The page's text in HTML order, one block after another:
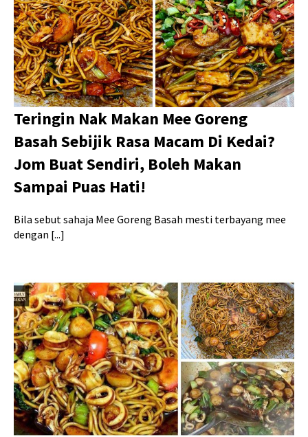
Teringin Nak Makan Mee Goreng
Basah Sebijik Rasa Macam Di Kedai?
Jom Buat Sendiri, Boleh Makan
Sampai Puas Hati!
Bila sebut sahaja Mee Goreng Basah mesti terbayang mee
dengan [...]